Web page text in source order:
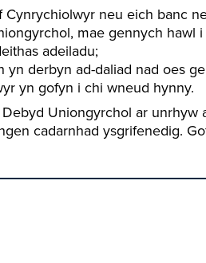
Cynrychiolwyr neu eich banc
mae gennych hawl
adeiladu;
yn derbyn ad-daliad nad oes
yn gofyn i chi wneud hynny.
Uniongyrchol ar
cadarnhad ysgrifenedig.